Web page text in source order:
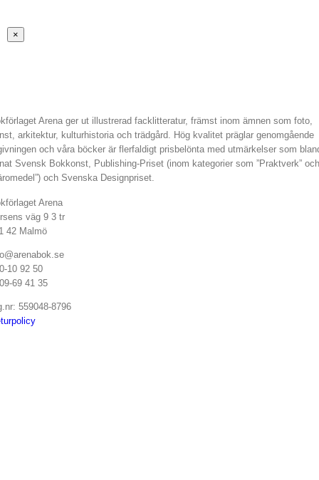
Stäng
snabbvy
×
Arena ger ut illustrerad facklitteratur, främst inom ämnen som foto,
arkitektur, kulturhistoria och trädgård. Hög kvalitet präglar genomgående
och våra böcker är flerfaldigt prisbelönta med utmärkelser som
Svensk Bokkonst, Publishing-Priset (inom kategorier som ”Praktverk” och
och Svenska Designpriset.
Arena
väg 9 3 tr
42 Malmö
10 92 50
69 41 35
559048-8796